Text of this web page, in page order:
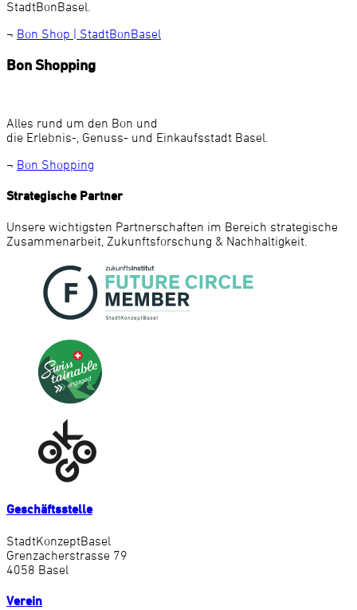
StadtBonBasel.
¬ Bon Shop | StadtBonBasel
Bon Shopping
Alles rund um den Bon und
die Erlebnis-, Genuss- und Einkaufsstadt Basel.
¬ Bon Shopping
Strategische Partner
Unsere wichtigsten Partnerschaften im Bereich strategische
Zusammenarbeit, Zukunftsforschung & Nachhaltigkeit.
Geschäftsstelle
StadtKonzeptBasel
Grenzacherstrasse 79
4058 Basel
Verein